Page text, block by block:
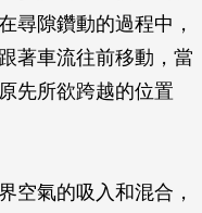
尋隙鑽動的過程中，
著車流往前移動，當
先所欲跨越的位置
空氣的吸入和混合，